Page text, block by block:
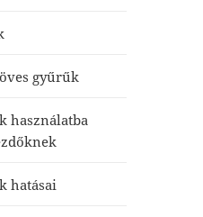
gyűrűk
használatba
hatásai